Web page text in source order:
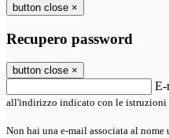
button close ×
Recupero password
button close ×
E-
all'indirizzo indicato con le istruzioni
Non hai una e-mail associata al